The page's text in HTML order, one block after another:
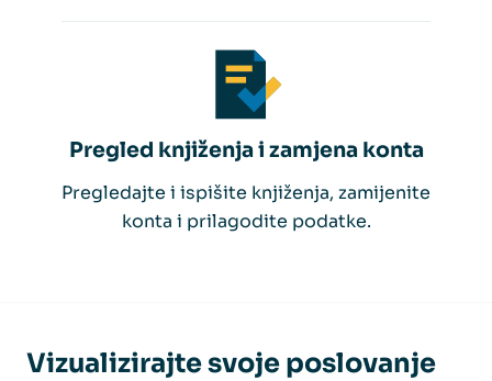
Pregled knjiženja i zamjena konta
Pregledajte i ispišite knjiženja, zamijenite
konta i prilagodite podatke.
Vizualizirajte svoje poslovanje